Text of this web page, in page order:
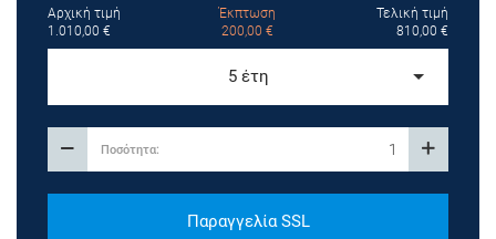
Αρχική τιμή Έκπτωση
Τελική τιμή
1.010,00 € 200,00 € 810,00 €
5 έτη
Παραγγελία SSL